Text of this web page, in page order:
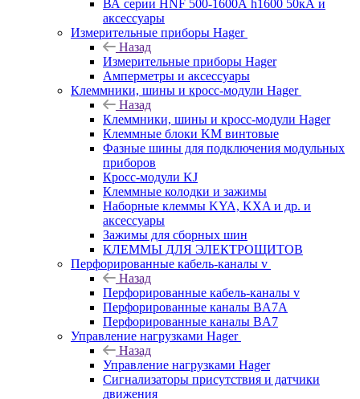
ВА серии HNF 500-1600А h1600 50кА и
аксессуары
Измерительные приборы Hager
Назад
Измерительные приборы Hager
Амперметры и аксессуары
Клеммники, шины и кросс-модули Hager
Назад
Клеммники, шины и кросс-модули Hager
Клеммные блоки KM винтовые
Фазные шины для подключения модульных
приборов
Кросс-модули KJ
Клеммные колодки и зажимы
Наборные клеммы KYA, KXA и др. и
аксессуары
Зажимы для сборных шин
КЛЕММЫ ДЛЯ ЭЛЕКТРОЩИТОВ
Перфорированные кабель-каналы v
Назад
Перфорированные кабель-каналы v
Перфорированные каналы BA7A
Перфорированные каналы BA7
Управление нагрузками Hager
Назад
Управление нагрузками Hager
Сигнализаторы присутствия и датчики
движения